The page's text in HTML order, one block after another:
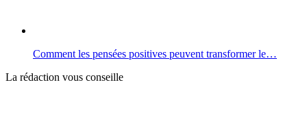
Comment les pensées positives peuvent transformer le…
La rédaction vous conseille